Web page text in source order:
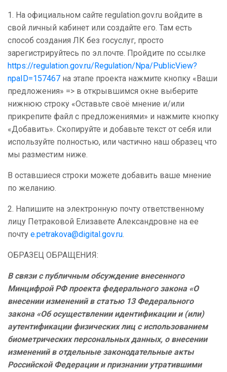
1. На официальном сайте regulation.gov.ru войдите в
свой личный кабинет или создайте его. Там есть
способ создания ЛК без госуслуг, просто
зарегистрируйтесь по эл.почте. Пройдите по ссылке
https://regulation.gov.ru/Regulation/Npa/PublicView?
npaID=157467 на этапе проекта нажмите кнопку «Ваши
предложения» => в открывшимся окне выберите
нижнюю строку «Оставьте своё мнение и/или
прикрепите файл с предложениями» и нажмите кнопку
«Добавить». Скопируйте и добавьте текст от себя или
используйте полностью, или частично наш образец что
мы разместим ниже.
В оставшиеся строки можете добавить ваше мнение
по желанию.
2. Напишите на электронную почту ответственному
лицу Петраковой Елизавете Александровне на ее
почту e.petrakova@digital.gov.ru.
ОБРАЗЕЦ ОБРАЩЕНИЯ:
В связи с публичным обсуждение внесенного
Минцифрой РФ проекта федерального закона «О
внесении изменений в статью 13 Федерального
закона «Об осуществлении идентификации и (или)
аутентификации физических лиц с использованием
биометрических персональных данных, о внесении
изменений в отдельные законодательные акты
Российской Федерации и признании утратившими